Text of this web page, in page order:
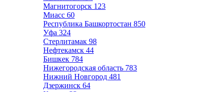
Магнитогорск 123
Миасс 60
Республика Башкортостан 850
Уфа 324
Стерлитамак 98
Нефтекамск 44
Бишкек 784
Нижегородская область 783
Нижний Новгород 481
Дзержинск 64